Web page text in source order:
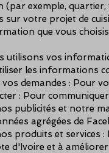
(par exemple, quartier,
sur votre projet de
que vous
utilisons vos
les informations
demandes : Pour
: Pour
publicités et notre
agrégées de
produits et services
d'Ivoire et à